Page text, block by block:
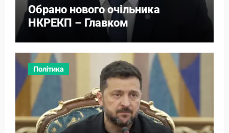
Обрано нового очільника
НКРЕКП – Главком
Політика